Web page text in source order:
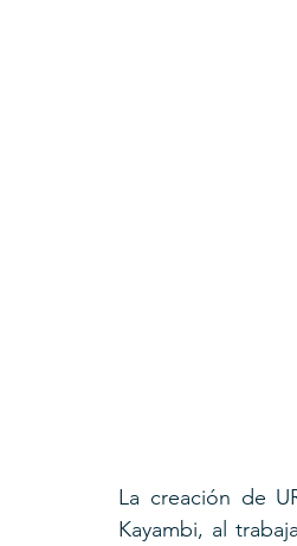
La creación de
Kayambi, al